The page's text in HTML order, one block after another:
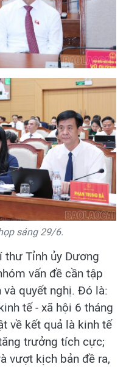
sáng 29/6.
thư Tỉnh ủy Dương
vấn đề cần tập
và quyết nghị. Đó là:
tế - xã hội 6 tháng
về kết quả là kinh tế
trưởng tích cực;
vượt kịch bản đề ra,